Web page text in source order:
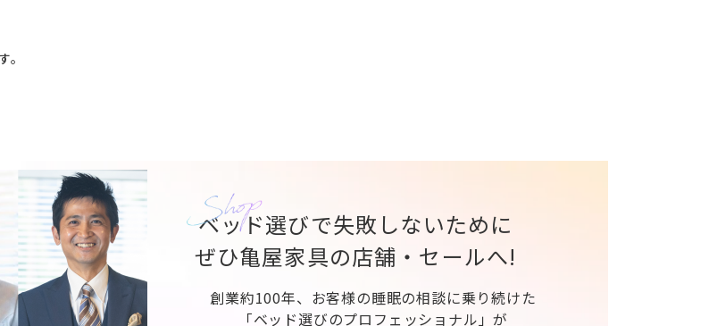
ベッド選びで失敗しないために
ぜひ亀屋家具の店舗・セールへ!
創業約100年、お客様の睡眠の相談に乗り続けた
「ベッド選びのプロフェッショナル」が